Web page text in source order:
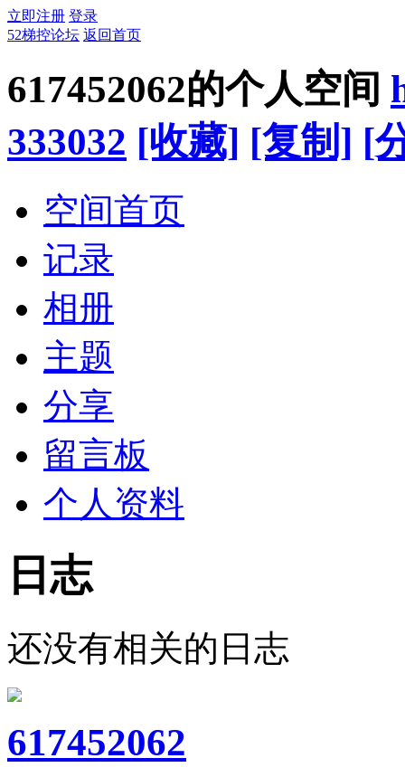
立即注册 登录
52梯控论坛 返回首页
617452062的个人空间
333032 [收藏] [复制] [
空间首页
记录
相册
主题
分享
留言板
个人资料
日志
还没有相关的日志
617452062